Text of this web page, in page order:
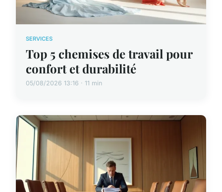
SERVICES
Top 5 chemises de travail pour
confort et durabilité
05/08/2026 13:16 · 11 min